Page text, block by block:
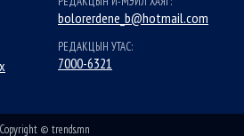
bolorerdene_b@hotmail.com
РЕДАКЦЫН УТАС:
7000-6321
Copyright © trends.mn